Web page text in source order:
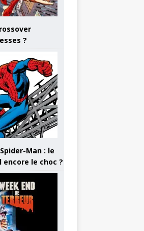
?
Man : le
le choc ?